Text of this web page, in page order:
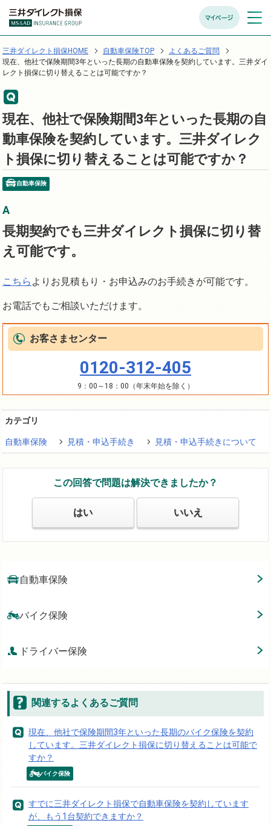
マイページ メニュ
開く
三井ダイレクト損保HOME 自動車保険TOP
よくあるご質問
現在、他社で保険期間3年といった長期の自動車保険を契約しています。三井ダイ
レクト損保に切り替えることは可能ですか？
現在、他社で保険期間3年といった長期の自
動車保険を契約しています。三井ダイレク
ト損保に切り替えることは可能ですか？
自動車保険
長期契約でも三井ダイレクト損保に切り替
え可能です。
こちら よりお見積もり・お申込みのお手続きが可能です。
お電話でもご相談いただけます。
お客さまセンター
0120-312-405
9：00～18：00（年末年始を除く）
カテゴリ
自動車保険 見積・申込手続き 見積・申込手続きについて
この回答で問題は解決できましたか？
はい いいえ
自動車保険
バイク保険
ドライバー保険
関連するよくあるご質問
現在、他社で保険期間3年といった長期のバイク保険を契約
しています。三井ダイレクト損保に切り替えることは可能で
すか？
バイク保険
すでに三井ダイレクト損保で自動車保険を契約しています
が、もう1台契約できますか？